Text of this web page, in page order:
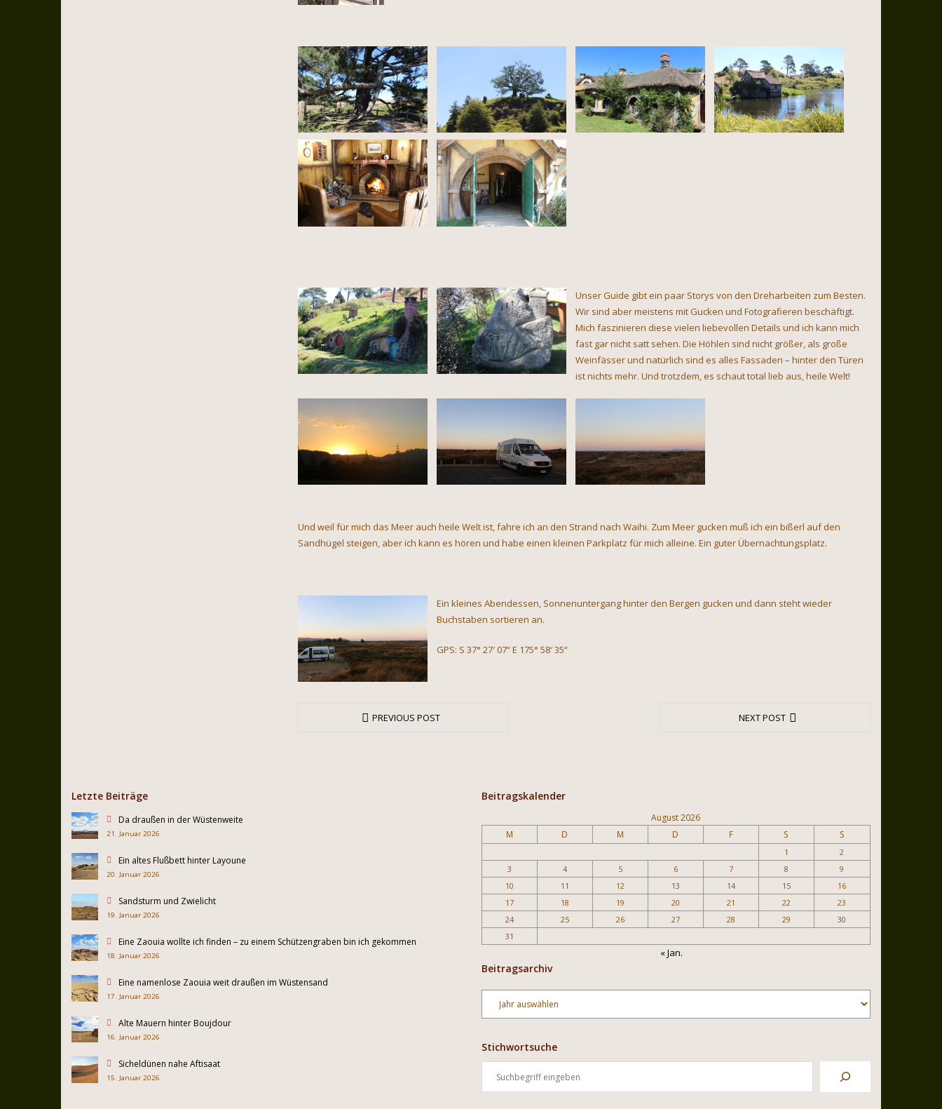
Unser Guide gibt ein paar Storys von den Dreharbeiten zum Besten.
Wir sind aber meistens mit Gucken und Fotografieren beschäftigt.
Mich faszinieren diese vielen liebevollen Details und ich kann mich
fast gar nicht satt sehen. Die Höhlen sind nicht größer, als große
Weinfässer und natürlich sind es alles Fassaden – hinter den Türen
ist nichts mehr. Und trotzdem, es schaut total lieb aus, heile Welt!
Und weil für mich das Meer auch heile Welt ist, fahre ich an den Strand nach Waihi. Zum Meer gucken muß ich ein bißerl auf den
Sandhügel steigen, aber ich kann es hören und habe einen kleinen Parkplatz für mich alleine. Ein guter Übernachtungsplatz.
Ein kleines Abendessen, Sonnenuntergang hinter den Bergen gucken und dann steht wieder
Buchstaben sortieren an.
GPS: S 37° 27′ 07“ E 175° 58′ 35“
PREVIOUS POST NEXT POST
Letzte Beiträge
Da draußen in der Wüstenweite
21. Januar 2026
Ein altes Flußbett hinter Layoune
20. Januar 2026
Sandsturm und Zwielicht
19. Januar 2026
Eine Zaouia wollte ich finden – zu einem Schützengraben bin ich gekommen
18. Januar 2026
Eine namenlose Zaouia weit draußen im Wüstensand
17. Januar 2026
Alte Mauern hinter Boujdour
16. Januar 2026
Sicheldünen nahe Aftisaat
15. Januar 2026
Beitragskalender
August 2026
M D M D F S S
1
2
3
4 5 6 7 8
9
10
11 12 13 14 15
16
17
18 19 20 21 22
23
24
25 26 27 28 29
30
31
« Jan.
Beitragsarchiv
Archiv
Stichwortsuche